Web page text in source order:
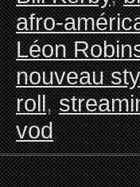
afro-
Léon
nouveau
roll,
vod